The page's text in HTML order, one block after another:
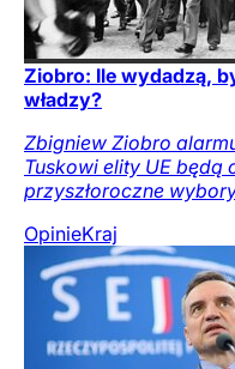
Ziobro: Ile wydadzą,
władzy?
Zbigniew Ziobro
Tuskowi elity UE będą
przyszłoroczne
OpinieKraj